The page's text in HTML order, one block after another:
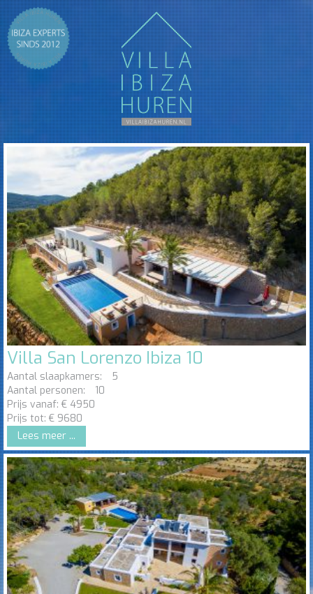
Villa San Lorenzo Ibiza 10
Aantal slaapkamers:
5
Aantal personen:
10
Prijs vanaf: € 4950
Prijs tot: € 9680
Lees meer ...